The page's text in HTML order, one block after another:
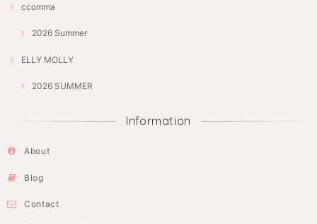
ccomma
2026 Summer
ELLY MOLLY
2026 SUMMER
Information
About
Blog
Contact